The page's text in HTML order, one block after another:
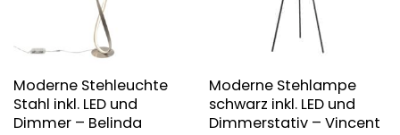
Moderne Stehleuchte
Stahl inkl. LED und
Dimmer – Belinda
Moderne Stehlampe
schwarz inkl. LED und
Dimmerstativ – Vincent